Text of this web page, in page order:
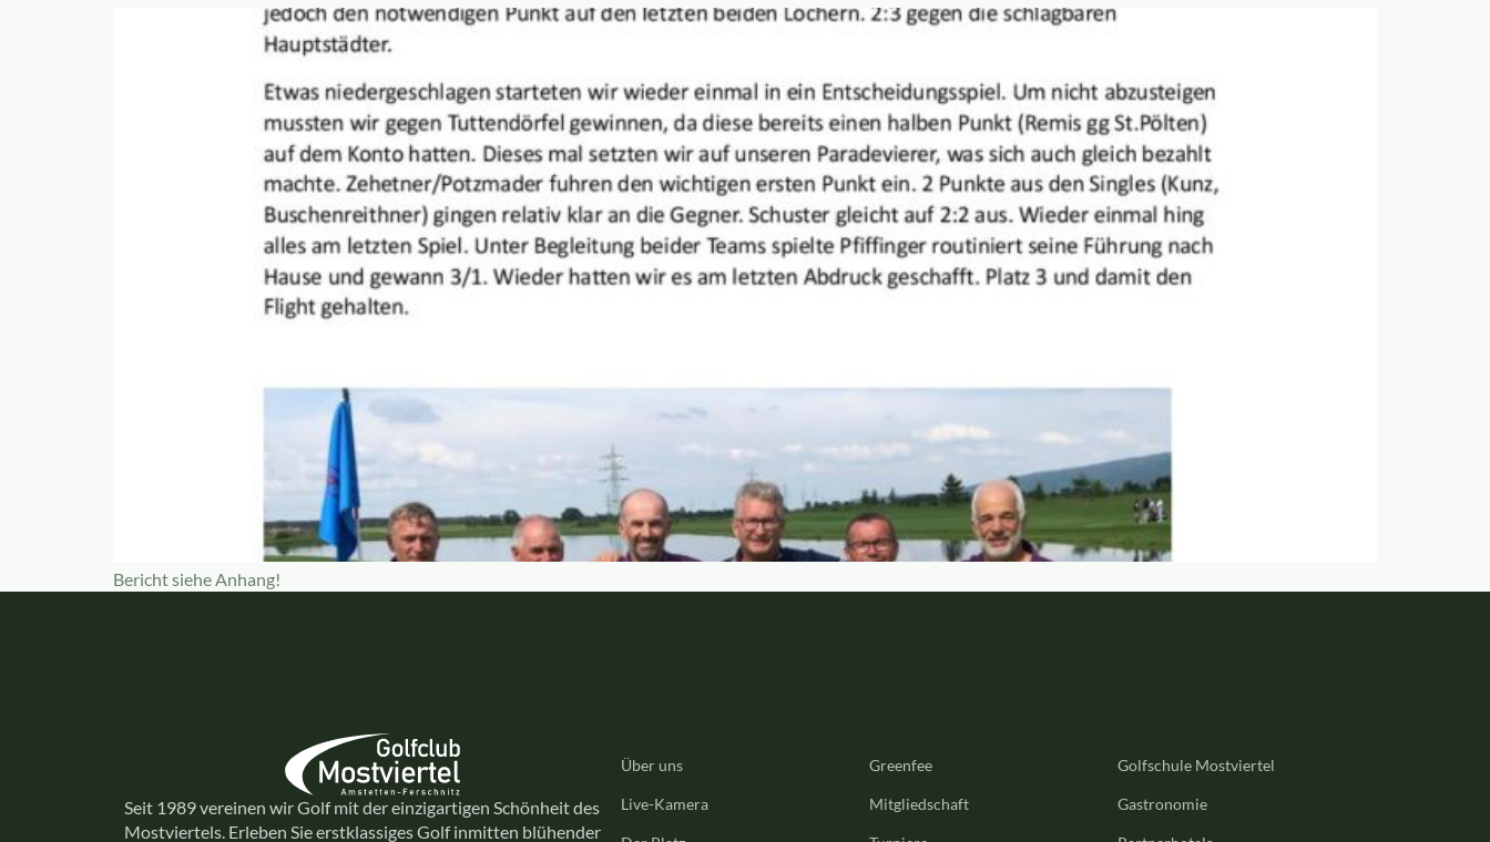
Bericht siehe Anhang!
Seit 1989 vereinen wir Golf mit der einzigartigen Schönheit des
Mostviertels. Erleben Sie erstklassiges Golf inmitten blühender
Über uns
Live-Kamera
Greenfee
Mitgliedschaft
Golfschule Mostviertel
Gastronomie